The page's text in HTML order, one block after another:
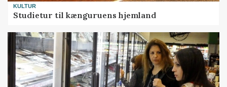
KULTUR
Studietur til kænguruens hjemland